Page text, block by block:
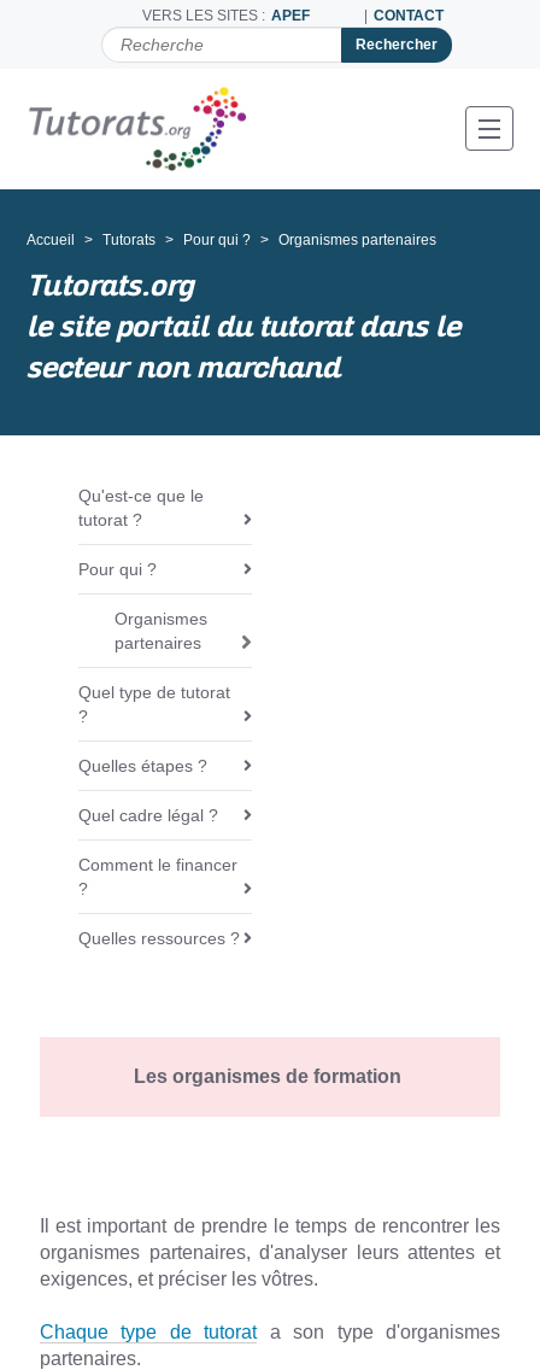
VERS LES SITES : APEF CONTACT
C
R
C
A
Accueil Tutorats Pour qui ? Organismes partenaires
Tutorats.org
le site portail du tutorat dans le
secteur non marchand
N
a
v
i
o
n
Qu'est-ce que le
tutorat ?
Pour qui ?
Organismes
partenaires
Quel type de tutorat
?
Quelles étapes ?
Quel cadre légal ?
Comment le financer
?
Quelles ressources ?
Les organismes de formation
Il est important de prendre le temps de rencontrer les
organismes partenaires, d'analyser leurs attentes et
exigences, et préciser les vôtres.
Chaque type de tutorata son type d'organismes
partenaires.